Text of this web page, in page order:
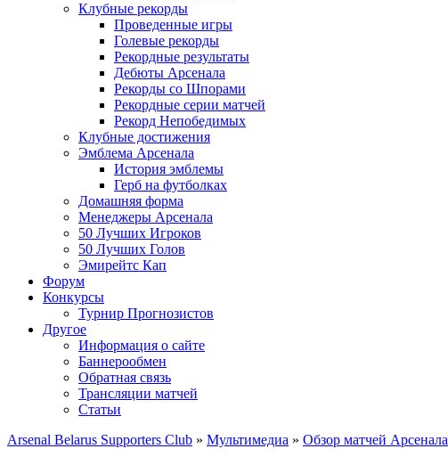
Клубные рекорды
Проведенные игры
Голевые рекорды
Рекордные результаты
Дебюты Арсенала
Рекорды со Шпорами
Рекордные серии матчей
Рекорд Непобедимых
Клубные достижения
Эмблема Арсенала
История эмблемы
Герб на футболках
Домашняя форма
Менеджеры Арсенала
50 Лучших Игроков
50 Лучших Голов
Эмирейтс Кап
Форум
Конкурсы
Турнир Прогнозистов
Другое
Информация о сайте
Баннерообмен
Обратная связь
Трансляции матчей
Статьи
Arsenal Belarus Supporters Club » Мультимедиа » Обзор матчей Арсенала